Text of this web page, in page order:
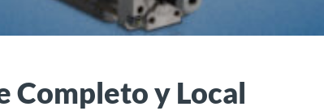
Completo y Local